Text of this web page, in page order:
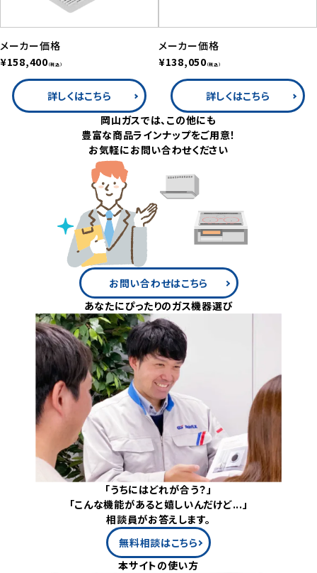
メーカー価格
¥158,400 （税込）
詳しくはこちら
メーカー価格
¥138,050 （税込）
詳しくはこちら
岡山ガスでは、この他にも
豊富な商品ラインナップをご用意！
お気軽にお問い合わせください
お問い合わせはこちら
あなたにぴったりのガス機器選び
「うちにはどれが合う？」
「こんな機能があると嬉しいんだけど...」
相談員がお答えします。
無料相談はこちら
本サイトの使い方